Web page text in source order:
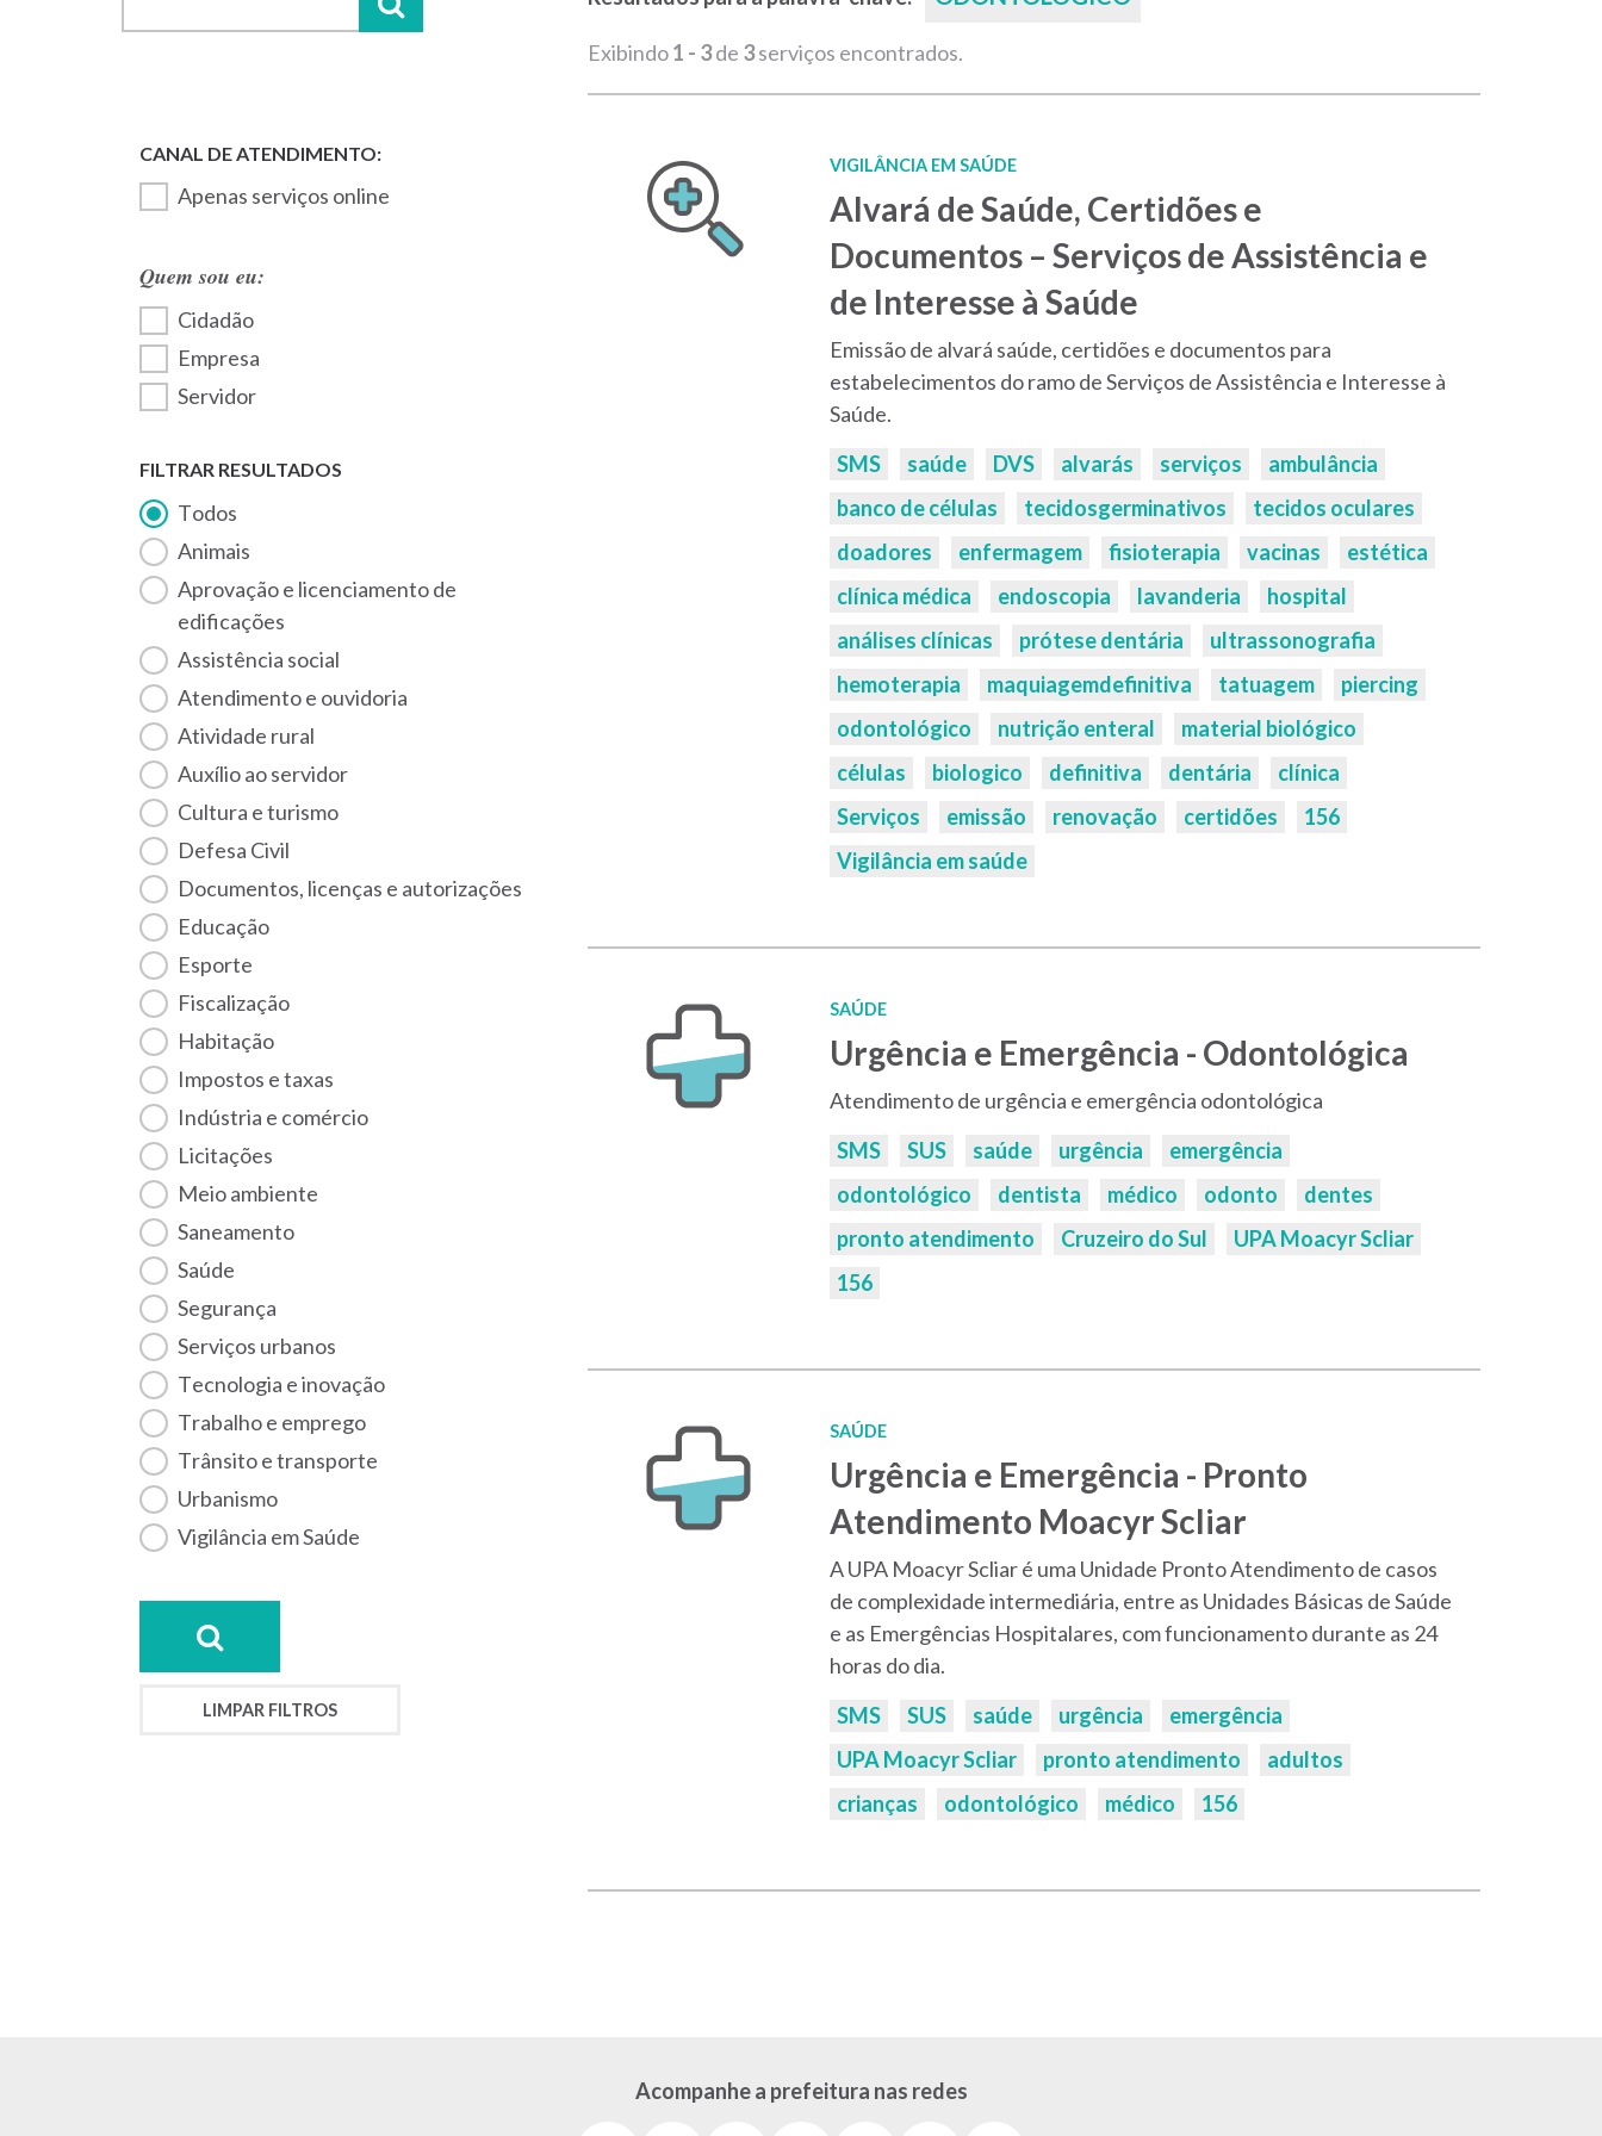
Apenas serviços online
Quem sou eu:
Cidadão
Empresa
Servidor
FILTRAR RESULTADOS
Todos
Animais
Aprovação e licenciamento de
edificações
Assistência social
Atendimento e ouvidoria
Atividade rural
Auxílio ao servidor
Cultura e turismo
Defesa Civil
Documentos, licenças e autorizações
Educação
Esporte
Fiscalização
habitação
Impostos e taxas
Indústria e comércio
Licitações
Meio ambiente
Saneamento
Saúde
Segurança
Serviços urbanos
Tecnologia e inovação
Trabalho e emprego
Trânsito e transporte
Urbanismo
Vigilância em Saúde
LIMPAR FILTROS
Exibindo1 - 3de 3serviços encontrados.
VIGILÂNCIA EM SAÚDE
Alvará de Saúde, Certidões e
Documentos – Serviços de Assistência e
de Interesse à Saúde
Emissão de alvará saúde, certidões e documentos para
estabelecimentos do ramo de Serviços de Assistência e Interesse à
Saúde.
Palavras-
chaves:
SMS saúde DVS alvarás serviços
ambulância
banco de células
tecidosgerminativos
tecidos oculares
doadores
enfermagem fisioterapia vacinas
estética
clínica médica
endoscopia lavanderia
hospital
análises clínicas
prótese dentária
ultrassonografia
hemoterapia
maquiagemdefinitiva tatuagem
piercing
odontológico
nutrição enteral
material biológico
células
biologico definitiva dentária
clínica
Serviços
emissão renovação certidões
156
Vigilância em saúde
SAÚDE
Urgência e Emergência - Odontológica
Atendimento de urgência e emergência odontológica
Palavras-
chaves:
SMS SUS saúde urgência
emergência
odontológico
dentista médico odonto
dentes
pronto atendimento
Cruzeiro do Sul
UPA Moacyr Scliar
156
SAÚDE
Urgência e Emergência - Pronto
Atendimento Moacyr Scliar
A UPA Moacyr Scliar é uma Unidade Pronto Atendimento de casos
de complexidade intermediária, entre as Unidades Básicas de Saúde
e as Emergências Hospitalares, com funcionamento durante as 24
horas do dia.
Palavras-
chaves:
SMS SUS saúde urgência
emergência
UPA Moacyr Scliar
pronto atendimento
adultos
crianças
odontológico médico 156
Acompanhe a prefeitura nas redes